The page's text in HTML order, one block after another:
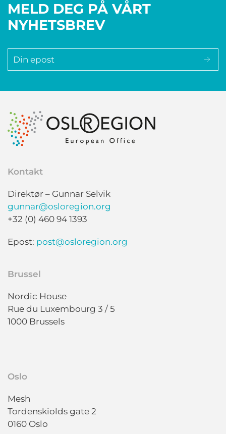
MELD DEG PÅ VÅRT
NYHETSBREV
Kontakt
Direktør – Gunnar Selvik
gunnar@osloregion.org
+32 (0) 460 94 1393
Epost: post@osloregion.org
Brussel
Nordic House
Rue du Luxembourg 3 / 5
1000 Brussels
Oslo
Mesh
Tordenskiolds gate 2
0160 Oslo